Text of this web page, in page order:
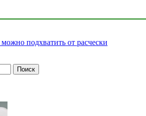
подхватить от расчески